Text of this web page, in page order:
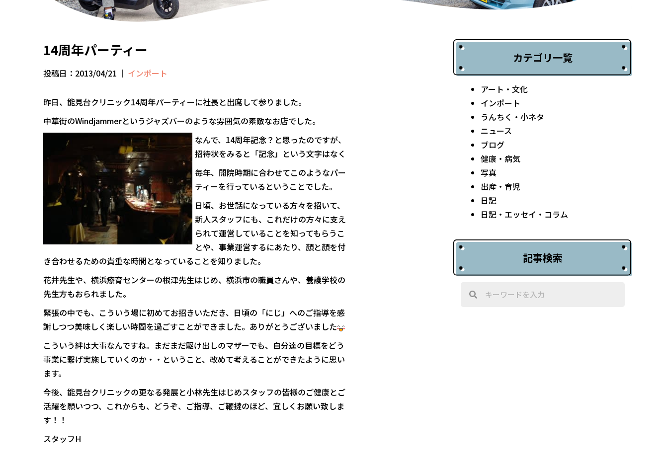
14周年パーティー
投稿日：2013/04/21 ｜ インポート
昨日、能見台クリニック14周年パーティーに社長と出席して参りました。
中華街のWindjammerというジャズバーのような雰囲気の素敵なお店でした。
なんで、14周年記念？と思ったのですが、
招待状をみると「記念」という文字はなく
毎年、開院時期に合わせてこのようなパー
ティーを行っているということでした。
日頃、お世話になっている方々を招いて、
新人スタッフにも、これだけの方々に支え
られて運営していることを知ってもらうこ
とや、事業運営するにあたり、顔と顔を付
き合わせるための貴重な時間となっていることを知りました。
花井先生や、横浜療育センターの根津先生はじめ、横浜市の職員さんや、養護学校の
先生方もおられました。
緊張の中でも、こういう場に初めてお招きいただき、日頃の「にじ」へのご指導を感
謝しつつ美味しく楽しい時間を過ごすことができました。ありがとうございました
こういう絆は大事なんですね。まだまだ駆け出しのマザーでも、自分達の目標をどう
事業に繋げ実施していくのか・・ということ、改めて考えることができたように思い
ます。
今後、能見台クリニックの更なる発展と小林先生はじめスタッフの皆様のご健康とご
活躍を願いつつ、これからも、どうぞ、ご指導、ご鞭撻のほど、宜しくお願い致しま
す！！
スタッフH
カテゴリ一覧
アート・文化
インポート
うんちく・小ネタ
ニュース
ブログ
健康・病気
写真
出産・育児
日記
日記・エッセイ・コラム
記事検索